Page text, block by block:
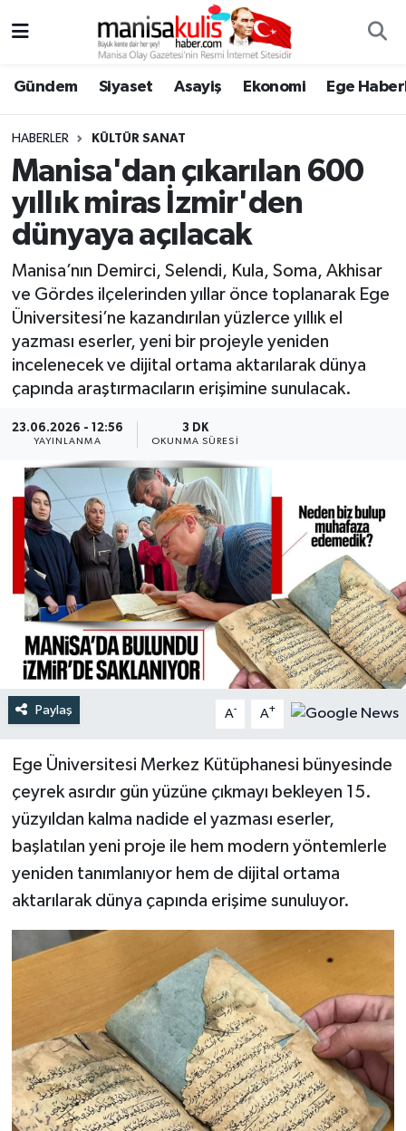
Gündem Siyaset Asayiş Ekonomi Ege
HABERLER KÜLTÜR SANAT
Manisa'dan çıkarılan 600
yıllık miras İzmir'den
dünyaya açılacak
Manisa’nın Demirci, Selendi, Kula, Soma, Akhisar
ve Gördes ilçelerinden yıllar önce toplanarak Ege
Üniversitesi’ne kazandırılan yüzlerce yıllık el
yazması eserler, yeni bir projeyle yeniden
incelenecek ve dijital ortama aktarılarak dünya
çapında araştırmacıların erişimine sunulacak.
23.06.2026 - 12:56
YAYINLANMA
3 DK
OKUNMA SÜRESI
Paylaş A- A+
Ege Üniversitesi Merkez Kütüphanesi bünyesinde
çeyrek asırdır gün yüzüne çıkmayı bekleyen 15.
yüzyıldan kalma nadide el yazması eserler,
başlatılan yeni proje ile hem modern yöntemlerle
yeniden tanımlanıyor hem de dijital ortama
aktarılarak dünya çapında erişime sunuluyor.
Ege Haberleri
Ekonomi
Genel
Gündem
Resmi İlan
Siyaset
Spor
Türkiye
Yaşam
Yunusemre Hava Durumu
Yunusemre Trafik Yoğunluk Haritası
Süper Lig Puan Durumu ve Fikstür
Tüm Manşetler
Son Dakika Haberleri
Haber Arşivi